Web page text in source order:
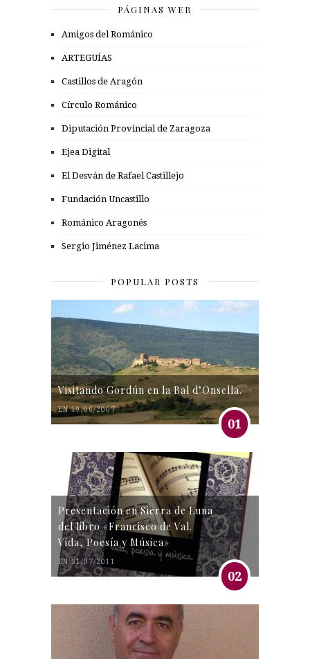
PÁGINAS WEB
Amigos del Románico
ARTEGUÍAS
Castillos de Aragón
Círculo Románico
Diputación Provincial de Zaragoza
Ejea Digital
El Desván de Rafael Castillejo
Fundación Uncastillo
Románico Aragonés
Sergio Jiménez Lacima
POPULAR POSTS
Visitando Gordún en la Bal d’Onsella.
EN 19/06/2007
01
Presentación en Sierra de Luna
del libro «Francisco de Val.
Vida, Poesía y Música»
EN 31/07/2011
02